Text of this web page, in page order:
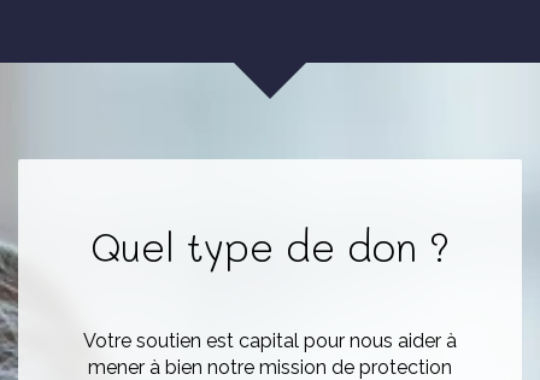
Quel type de don ?
Votre soutien est capital pour nous aider à
mener à bien notre mission de protection